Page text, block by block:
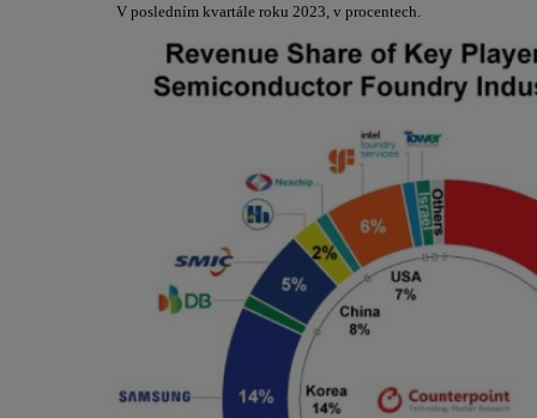
V posledním kvartále roku 2023, v procentech.